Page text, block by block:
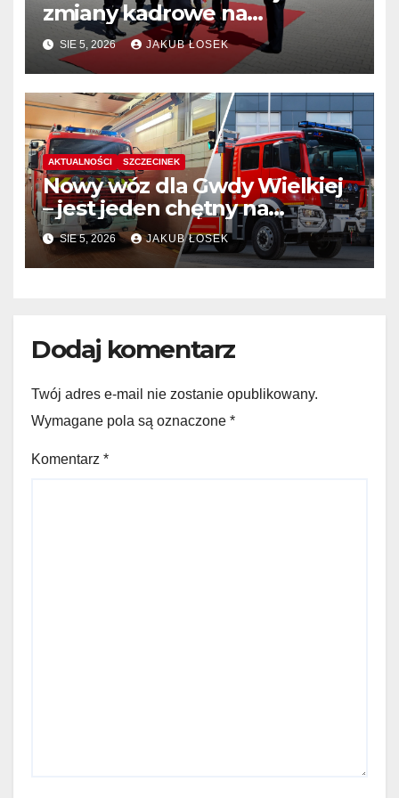
zmiany kadrowe na
stanowiskach komendantów
SIE 5, 2026 JAKUB ŁOSEK
AKTUALNOŚCI SZCZECINEK
Nowy wóz dla Gwdy Wielkiej
– jest jeden chętny na
dostawę
SIE 5, 2026 JAKUB ŁOSEK
Dodaj komentarz
Twój adres e-mail nie zostanie opublikowany.
Wymagane pola są oznaczone *
Komentarz *